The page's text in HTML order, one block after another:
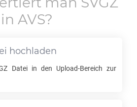
in AVS?
hochladen
Datei in den Upload-Bereich zur